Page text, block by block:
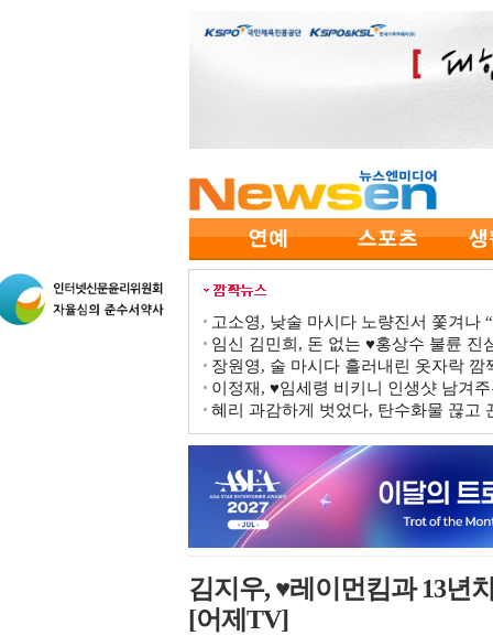
고소영, 낮술 마시다 노량진서 쫓겨나
임신 김민희, 돈 없는 ♥홍상수 불륜
장원영, 술 마시다 흘러내린 옷자락
이정재, ♥임세령 비키니 인생샷 남겨
혜리 과감하게 벗었다, 탄수화물 끊고
김지우, ♥레이먼킴과 13년
[어제TV]